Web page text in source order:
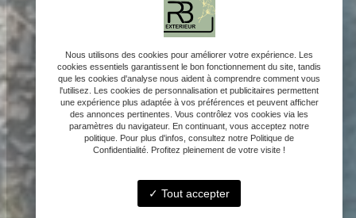
Nous utilisons des cookies pour améliorer votre expérience. Les
cookies essentiels garantissent le bon fonctionnement du site, tandis
que les cookies d'analyse nous aident à comprendre comment vous
l'utilisez. Les cookies de personnalisation et publicitaires permettent
une expérience plus adaptée à vos préférences et peuvent afficher
des annonces pertinentes. Vous contrôlez vos cookies via les
paramètres du navigateur. En continuant, vous acceptez notre
politique. Pour plus d'infos, consultez notre Politique de
Confidentialité. Profitez pleinement de votre visite !
Tout accepter